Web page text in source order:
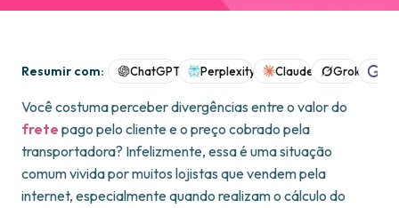
Resumir com: ChatGPT Perplexity Claude Grok
Você costuma perceber divergências entre o valor do
frete pago pelo cliente e o preço cobrado pela
transportadora? Infelizmente, essa é uma situação
comum vivida por muitos lojistas que vendem pela
internet, especialmente quando realizam o cálculo do